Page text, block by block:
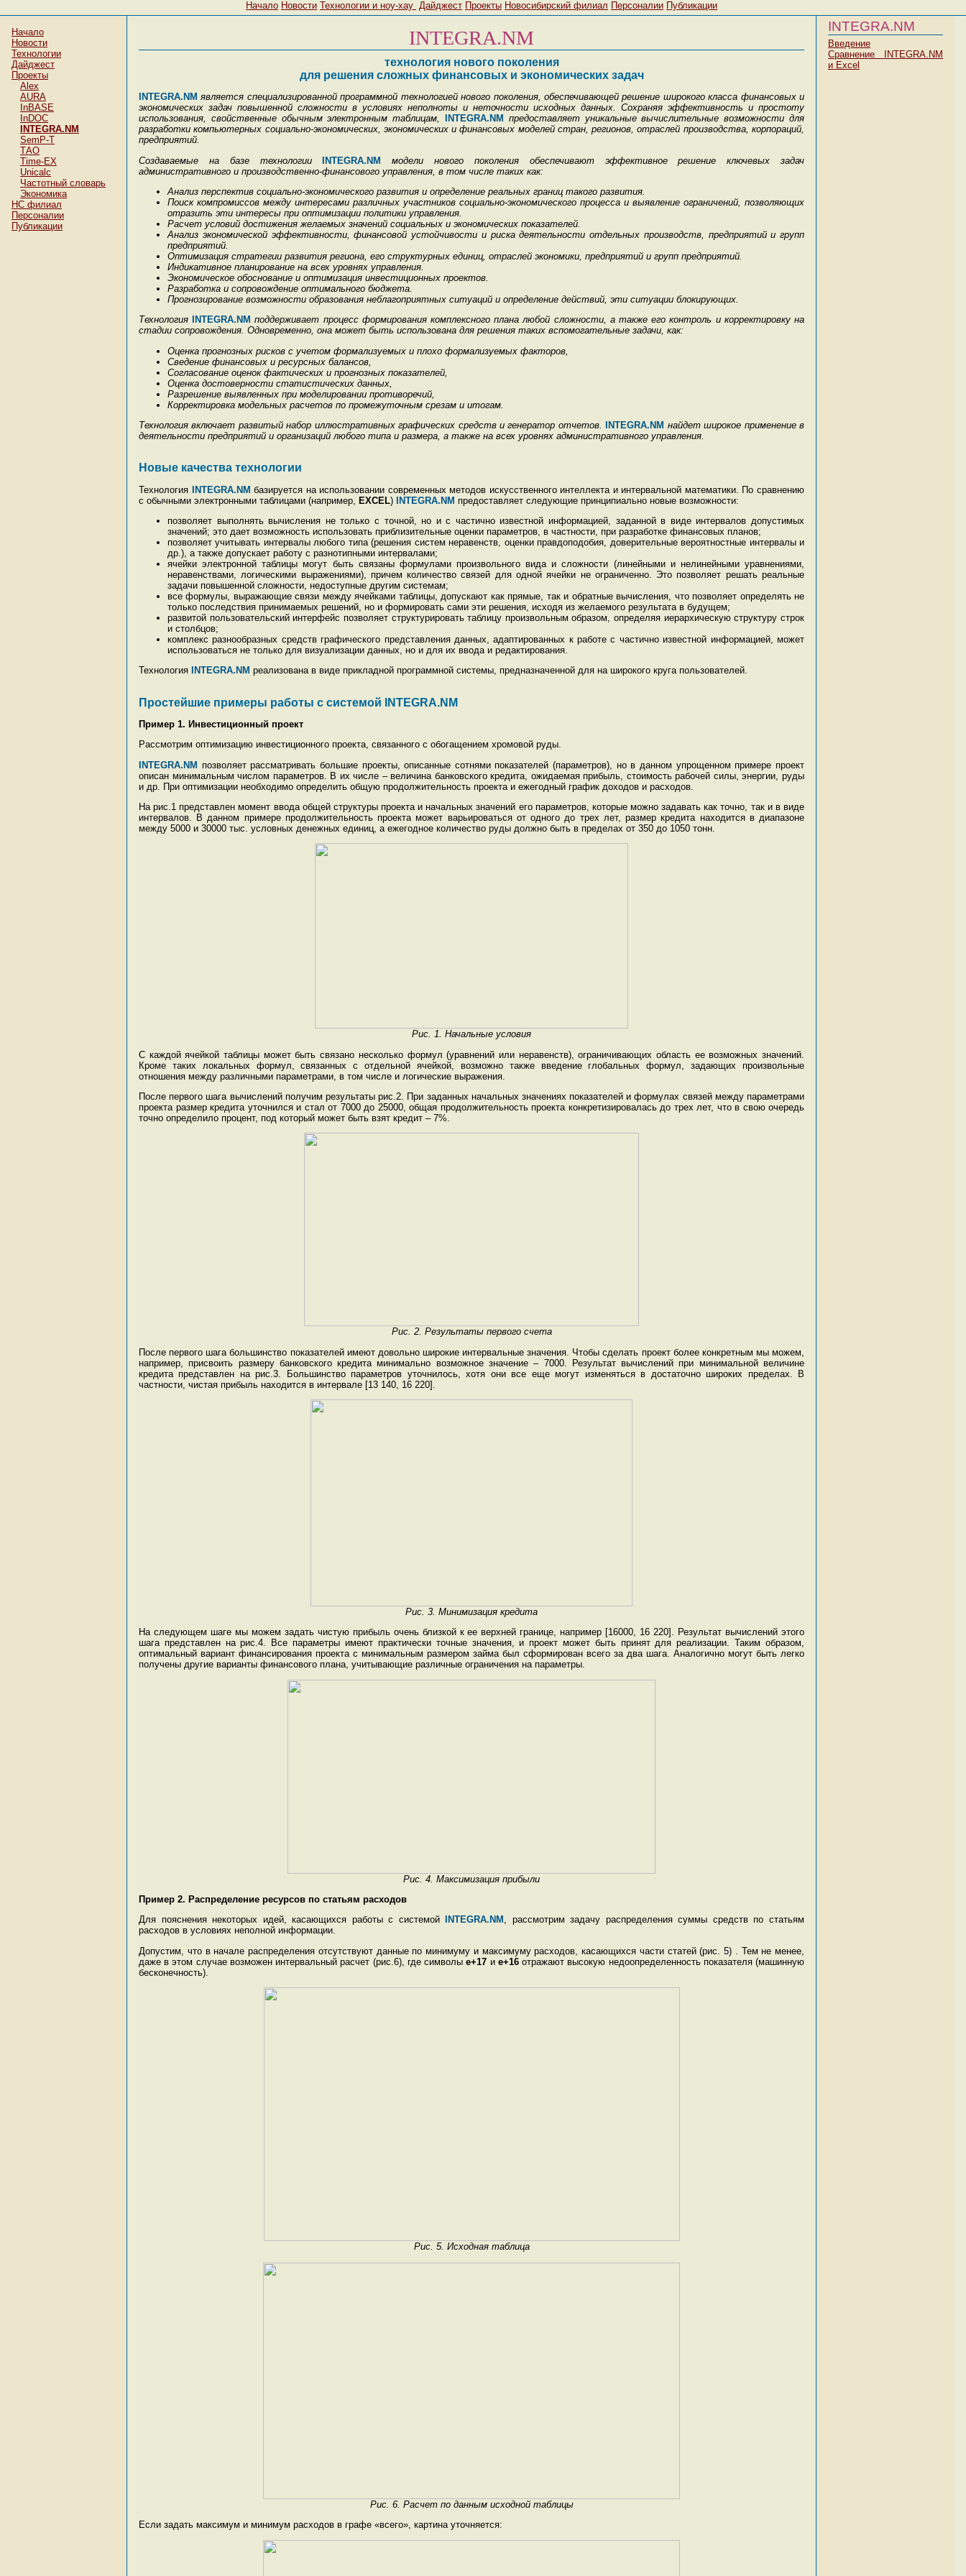
Начало Новости Технологии и ноу-хау Дайджест Проекты Новосибирский филиал Персоналии Публикации
Начало
Новости
Технологии
Дайджест
Проекты
Alex
AURA
InBASE
InDOC
INTEGRA.NM
SemP-T
ТАО
Time-EX
Unicalc
Частотный словарь
Экономика
НC филиал
Персоналии
Публикации
INTEGRA.NM
технология нового поколения
для решения сложных финансовых и экономических задач
INTEGRA.NM является специализированной программной технологией нового поколения, обеспечивающей решение широкого класса финансовых и
экономических задач повышенной сложности в условиях неполноты и неточности исходных данных. Сохраняя эффективность и простоту
использования, свойственные обычным электронным таблицам,
INTEGRA.NM предоставляет уникальные вычислительные возможности для
разработки компьютерных социально-экономических, экономических и финансовых моделей стран, регионов, отраслей производства, корпораций,
предприятий.
Создаваемые на базе технологии
INTEGRA.NM
модели нового поколения обеспечивают эффективное решение ключевых задач
административного и производственно-финансового управления, в том числе таких как:
Анализ перспектив социально-экономического развития и определение реальных границ такого развития.
Поиск компромиссов между интересами различных участников социально-экономического процесса и выявление ограничений, позволяющих
отразить эти интересы при оптимизации политики управления.
Расчет условий достижения желаемых значений социальных и экономических показателей.
Анализ экономической эффективности, финансовой устойчивости и риска деятельности отдельных производств, предприятий и групп
предприятий.
Оптимизация стратегии развития региона, его структурных единиц, отраслей экономики, предприятий и групп предприятий.
Индикативное планирование на всех уровнях управления.
Экономическое обоснование и оптимизация инвестиционных проектов.
Разработка и сопровождение оптимального бюджета.
Прогнозирование возможности образования неблагоприятных ситуаций и определение действий, эти ситуации блокирующих.
Технология
INTEGRA.NM поддерживает процесс формирования комплексного плана любой сложности, а также его контроль и корректировку на
стадии сопровождения. Одновременно, она может быть использована для решения таких вспомогательные задачи, как:
Оценка прогнозных рисков с учетом формализуемых и плохо формализуемых факторов,
Сведение финансовых и ресурсных балансов,
Согласование оценок фактических и прогнозных показателей,
Оценка достоверности статистических данных,
Разрешение выявленных при моделировании противоречий,
Корректировка модельных расчетов по промежуточным срезам и итогам.
Технология включает развитый набор иллюстративных графических средств и генератор отчетов.
INTEGRA.NM найдет широкое применение в
деятельности предприятий и организаций любого типа и размера, а также на всех уровнях административного управления.
Новые качества технологии
Технология INTEGRA.NM базируется на использовании современных методов искусственного интеллекта и интервальной математики. По сравнению
с обычными электронными таблицами (например, EXCEL) INTEGRA.NM предоставляет следующие принципиально новые возможности:
позволяет выполнять вычисления не только с точной, но и с частично известной информацией, заданной в виде интервалов допустимых
значений; это дает возможность использовать приблизительные оценки параметров, в частности, при разработке финансовых планов;
позволяет учитывать интервалы любого типа (решения систем неравенств, оценки правдоподобия, доверительные вероятностные интервалы и
др.), а также допускает работу с разнотипными интервалами;
ячейки электронной таблицы могут быть связаны формулами произвольного вида и сложности (линейными и нелинейными уравнениями,
неравенствами, логическими выражениями), причем количество связей для одной ячейки не ограниченно. Это позволяет решать реальные
задачи повышенной сложности, недоступные другим системам;
все формулы, выражающие связи между ячейками таблицы, допускают как прямые, так и обратные вычисления, что позволяет определять не
только последствия принимаемых решений, но и формировать сами эти решения, исходя из желаемого результата в будущем;
развитой пользовательский интерфейс позволяет структурировать таблицу произвольным образом, определяя иерархическую структуру строк
и столбцов;
комплекс разнообразных средств графического представления данных, адаптированных к работе с частично известной информацией, может
использоваться не только для визуализации данных, но и для их ввода и редактирования.
Технология
INTEGRA.NM реализована в виде прикладной программной системы, предназначенной для на широкого круга пользователей.
Простейшие примеры работы с системой INTEGRA.NM
Пример 1. Инвестиционный проект
Рассмотрим оптимизацию инвестиционного проекта, связанного с обогащением хромовой руды.
INTEGRA.NM позволяет рассматривать большие проекты, описанные сотнями показателей (параметров), но в данном упрощенном примере проект
описан минимальным числом параметров. В их числе – величина банковского кредита, ожидаемая прибыль, стоимость рабочей силы, энергии, руды
и др. При оптимизации необходимо определить общую продолжительность проекта и ежегодный график доходов и расходов.
На рис.1 представлен момент ввода общей структуры проекта и начальных значений его параметров, которые можно задавать как точно, так и в виде
интервалов. В данном примере продолжительность проекта может варьироваться от одного до трех лет, размер кредита находится в диапазоне
между 5000 и 30000 тыс. условных денежных единиц, а ежегодное количество руды должно быть в пределах от 350 до 1050 тонн.
Рис. 1. Начальные условия
С каждой ячейкой таблицы может быть связано несколько формул (уравнений или неравенств), ограничивающих область ее возможных значений.
Кроме таких локальных формул, связанных с отдельной ячейкой, возможно также введение глобальных формул, задающих произвольные
отношения между различными параметрами, в том числе и логические выражения.
После первого шага вычислений получим результаты рис.2. При заданных начальных значениях показателей и формулах связей между параметрами
проекта размер кредита уточнился и стал от 7000 до 25000, общая продолжительность проекта конкретизировалась до трех лет, что в свою очередь
точно определило процент, под который может быть взят кредит – 7%.
Рис. 2. Результаты первого счета
После первого шага большинство показателей имеют довольно широкие интервальные значения. Чтобы сделать проект более конкретным мы можем,
например, присвоить размеру банковского кредита минимально возможное значение – 7000. Результат вычислений при минимальной величине
кредита представлен на рис.3. Большинство параметров уточнилось, хотя они все еще могут изменяться в достаточно широких пределах. В
частности, чистая прибыль находится в интервале [13 140, 16 220].
Рис. 3. Минимизация кредита
На следующем шаге мы можем задать чистую прибыль очень близкой к ее верхней границе, например [16000, 16 220]. Результат вычислений этого
шага представлен на рис.4. Все параметры имеют практически точные значения, и проект может быть принят для реализации. Таким образом,
оптимальный вариант финансирования проекта с минимальным размером займа был сформирован всего за два шага. Аналогично могут быть легко
получены другие варианты финансового плана, учитывающие различные ограничения на параметры.
Рис. 4. Максимизация прибыли
Пример 2. Распределение ресурсов по статьям расходов
Для пояснения некоторых идей, касающихся работы с системой
INTEGRA.NM , рассмотрим задачу распределения суммы средств по статьям
расходов в условиях неполной информации.
Допустим, что в начале распределения отсутствуют данные по минимуму и максимуму расходов, касающихся части статей (рис. 5) . Тем не менее,
даже в этом случае возможен интервальный расчет (рис.6), где символые+17 и е+16отражают высокую недоопределенность показателя (машинную
бесконечность).
Рис. 5. Исходная таблица
Рис. 6. Расчет по данным исходной таблицы
Если задать максимум и минимум расходов в графе «всего», картина уточняется:
INTEGRA.NM
Введение
Сравнение INTEGRA.NM
и Excel